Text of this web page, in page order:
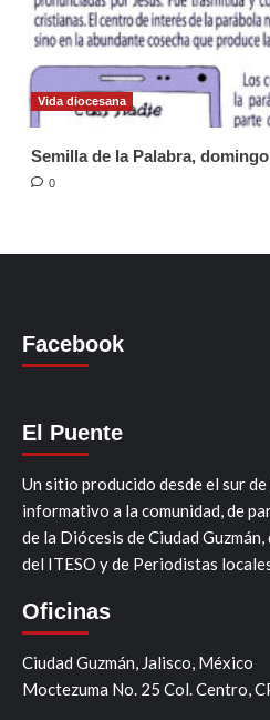
Vida diocesana
Semilla de la Palabra,
0
Facebook
El Puente
Un sitio producido desde el sur
informativo a la comunidad, de
de la Diócesis de Ciudad
del ITESO y de Periodistas
Oficinas
Ciudad Guzmán, Jalisco, México
Moctezuma No. 25 Col. Centro,